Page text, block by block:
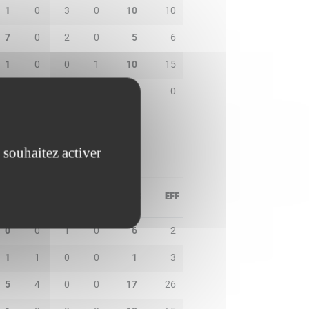
1 0 3 0 10 10
7 0 2 0 5 6
1 0 0 1 10 15
0
EFF
0 0 1 0 6 2
1 1 0 0 1 3
5 4 0 0 17 26
activer